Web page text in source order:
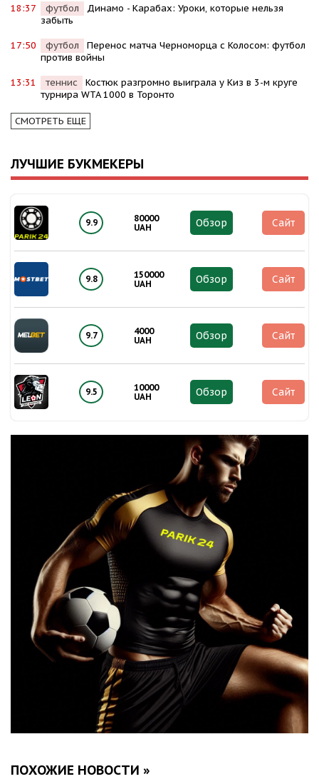
18:37 футбол
Динамо - Карабах: Уроки, которые нельзя
забыть
17:50 футбол
Перенос матча Черноморца с Колосом: футбол
против войны
13:31 теннис
Костюк разгромно выиграла у Киз в 3-м круге
турнира WTA 1000 в Торонто
СМОТРЕТЬ ЕЩЕ
ЛУЧШИЕ БУКМЕКЕРЫ
9.9
80000
UAH
Обзор Сайт
9.8
150000
UAH
Обзор Сайт
9.7
4000
UAH
Обзор Сайт
9.5
10000
UAH
Обзор Сайт
ПОХОЖИЕ НОВОСТИ »